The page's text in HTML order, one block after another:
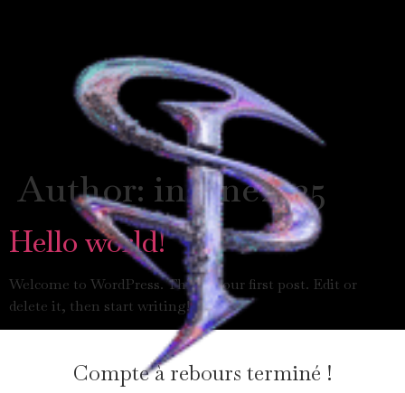
Author: insane2025
Hello world!
Welcome to WordPress. This is your first post. Edit or
delete it, then start writing!
Compte à rebours terminé !